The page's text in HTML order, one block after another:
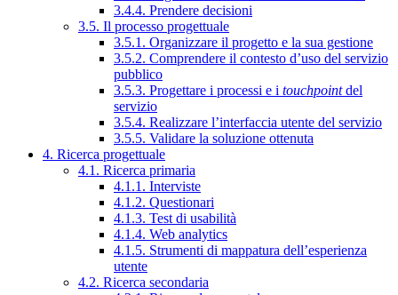
3.4.4. Prendere decisioni
3.5. Il processo progettuale
3.5.1. Organizzare il progetto e la sua gestione
3.5.2. Comprendere il contesto d’uso del servizio
pubblico
3.5.3. Progettare i processi e i touchpointdel
servizio
3.5.4. Realizzare l’interfaccia utente del servizio
3.5.5. Validare la soluzione ottenuta
4. Ricerca progettuale
4.1. Ricerca primaria
4.1.1. Interviste
4.1.2. Questionari
4.1.3. Test di usabilità
4.1.4. Web analytics
4.1.5. Strumenti di mappatura dell’esperienza
utente
4.2. Ricerca secondaria